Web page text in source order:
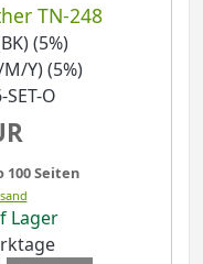
TN-248
(5%)
Y) (5%)
O
100 Seiten
Lager